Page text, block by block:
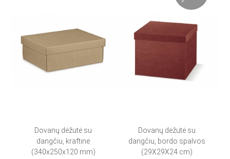
Dovanų dėžutė su
dangčiu, kraftinė
(340x250x120 mm)
Dovanų dėžutė su
dangčiu, bordo spalvos
(29X29X24 cm)